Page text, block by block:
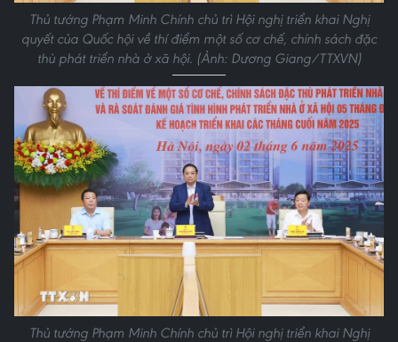
Thủ tướng Phạm Minh Chính chủ trì Hội nghị triển khai Nghị
quyết của Quốc hội về thí điểm một số cơ chế, chính sách đặc
thù phát triển nhà ở xã hội. (Ảnh: Dương Giang/TTXVN)
Thủ tướng Phạm Minh Chính chủ trì Hội nghị triển khai Nghị